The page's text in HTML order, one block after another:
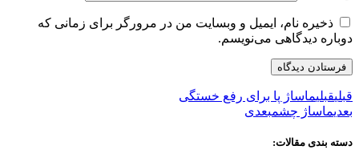
ذخیره نام، ایمیل و وبسایت من در مرورگر برای زمانی که
دوباره دیدگاهی می‌نویسم.
قبلیقبلیماساژ پا برای رفع خستگی
بعدیماساژ چشمبعدی
دسته بندی مقالات: